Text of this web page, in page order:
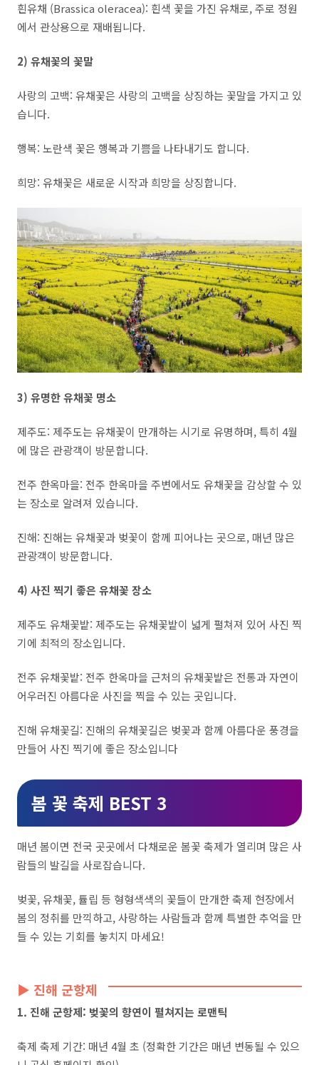
흰유채 (Brassica oleracea): 흰색 꽃을 가진 유채로, 주로 정원
에서 관상용으로 재배됩니다.
2) 유채꽃의 꽃말
사랑의 고백: 유채꽃은 사랑의 고백을 상징하는 꽃말을 가지고 있
습니다.
행복: 노란색 꽃은 행복과 기쁨을 나타내기도 합니다.
희망: 유채꽃은 새로운 시작과 희망을 상징합니다.
3) 유명한 유채꽃 명소
제주도: 제주도는 유채꽃이 만개하는 시기로 유명하며, 특히 4월
에 많은 관광객이 방문합니다.
전주 한옥마을: 전주 한옥마을 주변에서도 유채꽃을 감상할 수 있
는 장소로 알려져 있습니다.
진해: 진해는 유채꽃과 벚꽃이 함께 피어나는 곳으로, 매년 많은
관광객이 방문합니다.
4) 사진 찍기 좋은 유채꽃 장소
제주도 유채꽃밭: 제주도는 유채꽃밭이 넓게 펼쳐져 있어 사진 찍
기에 최적의 장소입니다.
전주 유채꽃밭: 전주 한옥마을 근처의 유채꽃밭은 전통과 자연이
어우러진 아름다운 사진을 찍을 수 있는 곳입니다.
진해 유채꽃길: 진해의 유채꽃길은 벚꽃과 함께 아름다운 풍경을
만들어 사진 찍기에 좋은 장소입니다
봄 꽃 축제 BEST 3
매년 봄이면 전국 곳곳에서 다채로운 봄꽃 축제가 열리며 많은 사
람들의 발길을 사로잡습니다.
벚꽃, 유채꽃, 튤립 등 형형색색의 꽃들이 만개한 축제 현장에서
봄의 정취를 만끽하고, 사랑하는 사람들과 함께 특별한 추억을 만
들 수 있는 기회를 놓치지 마세요!
▶ 진해 군항제
1. 진해 군항제: 벚꽃의 향연이 펼쳐지는 로맨틱
축제 축제 기간: 매년 4월 초 (정확한 기간은 매년 변동될 수 있으